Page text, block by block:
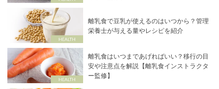
離乳食で豆乳が使えるのはいつから？管理
栄養士が与える量やレシピを紹介
離乳食はいつまであげればいい？移行の目
安や注意点を解説【離乳食インストラクタ
ー監修】